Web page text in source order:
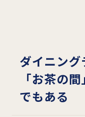
ダイニン
「お茶の
でもある